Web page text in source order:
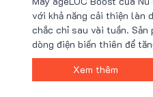
với khả năng cải thiện làn
chắc chỉ sau vài tuần. Sản
dòng điện biến thiên để
chất. Nếu bạn muốn mua
là địa chỉ đáng tin cậy với
Xem thêm